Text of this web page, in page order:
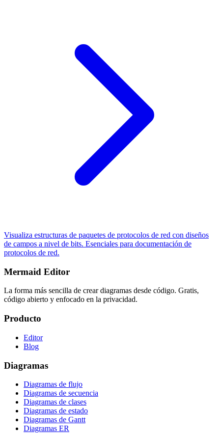
Visualiza estructuras de paquetes de protocolos de red con diseños
de campos a nivel de bits. Esenciales para documentación de
protocolos de red.
Mermaid Editor
La forma más sencilla de crear diagramas desde código. Gratis,
código abierto y enfocado en la privacidad.
Producto
Editor
Blog
Diagramas
Diagramas de flujo
Diagramas de secuencia
Diagramas de clases
Diagramas de estado
Diagramas de Gantt
Diagramas ER